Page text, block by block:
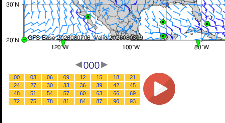
000
00 03 06 09 12 15 18
21
24
27 30 33 36 39 42
45
48
51 54 57 60 63 66
69
72
75 78 81 84 87 90 93